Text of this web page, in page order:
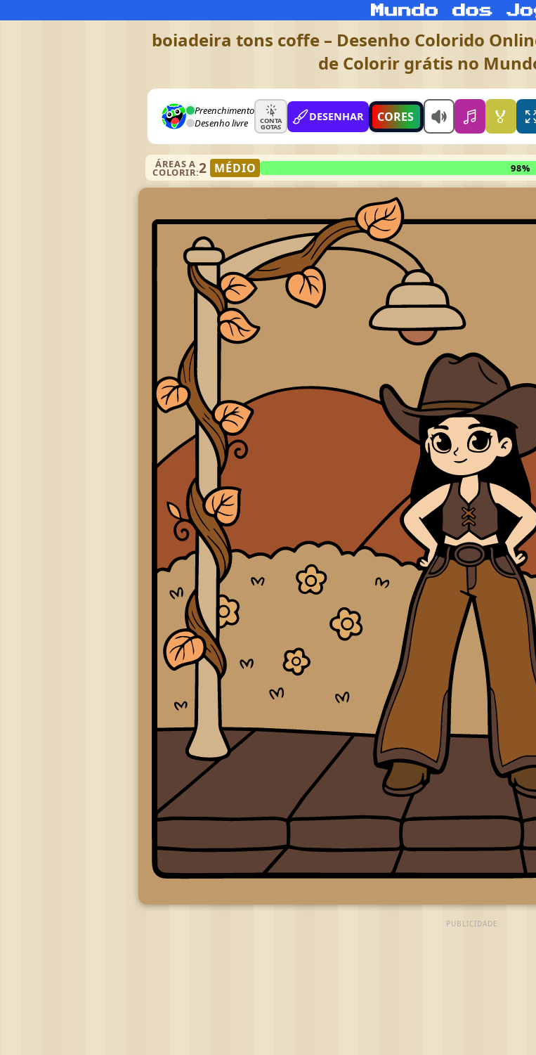
boiadeira tons coffe – Desenho Colorido
de Colorir grátis no
Preenchimento
Desenho livre
CONTA
GOTAS
DESENHAR CORES 🏅
ÁREAS A
COLORIR:2 MÉDIO 98%
PUBLICIDADE